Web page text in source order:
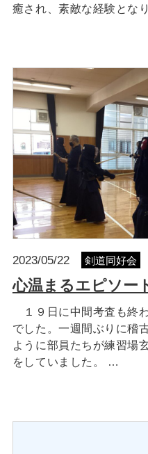
癒され、素敵な経験とな
2023/05/22 剣道同好会
心温まるエピソー
１９日に中間考査も終
でした。一週間ぶりに稽
ように部員たちが練習場
をしていました。 …